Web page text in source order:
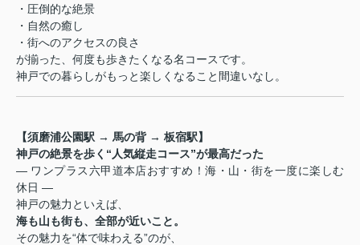
・圧倒的な絶景
・自然の癒し
・街へのアクセスの良さ
が揃った、何度も歩きたくなる名コースです。
神戸での暮らしがもっと楽しくなること間違いなし。
【須磨浦公園駅 → 馬の背 → 板宿駅】
神戸の絶景を歩く“人気縦走コース”が最高だった
― ワンプラス六甲道本店おすすめ！海・山・街を一度に楽しむ
休日 ―
神戸の魅力といえば、
海も山も街も、全部が近いこと。
その魅力を“体で味わえる”のが、